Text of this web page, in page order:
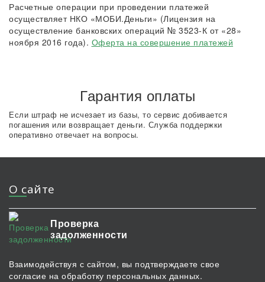
Расчетные операции при проведении платежей
осуществляет НКО «МОБИ.Деньги» (Лицензия на
осуществление банковских операций № 3523-К от «28»
ноября 2016 года). Оферта на совершение платежей
Гарантия оплаты
Если штраф не исчезает из базы, то сервис добивается
погашения или возвращает деньги. Служба поддержки
оперативно отвечает на вопросы.
О сайте
Проверка
задолженности
Взаимодействуя с сайтом, вы подтверждаете свое
согласие на обработку персональных данных.